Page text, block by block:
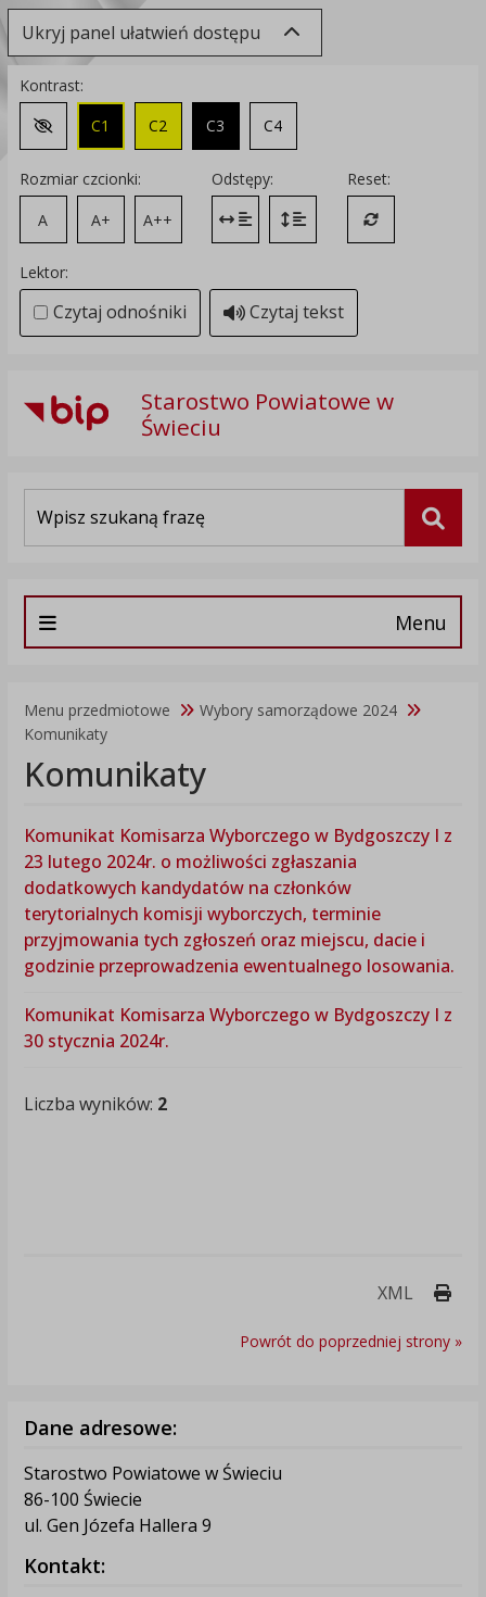
Ukryj panel ułatwień dostępu
Kontrast:
Zmień kontrast na domyślny
C1 C2 C3 C4
Rozmiar czcionki:
A
A+ A++
Odstępy:
Zmień odstęp między literami
Zmień interlinię i margines
Reset:
Przywróć
Lektor:
Czytaj odnośniki Czytaj tekst
Starostwo Powiatowe w
Świeciu
Menu
Menu przedmiotowe
Wybory samorządowe 2024
Komunikaty
Komunikaty
Komunikat Komisarza Wyborczego w Bydgoszczy I z
23 lutego 2024r. o możliwości zgłaszania
dodatkowych kandydatów na członków
terytorialnych komisji wyborczych, terminie
przyjmowania tych zgłoszeń oraz miejscu, dacie i
godzinie przeprowadzenia ewentualnego losowania.
Komunikat Komisarza Wyborczego w Bydgoszczy I z
30 stycznia 2024r.
Liczba wyników: 2
XML
Powrót do poprzedniej strony »
Dane adresowe:
Starostwo Powiatowe w Świeciu
86-100 Świecie
ul. Gen Józefa Hallera 9
Kontakt: